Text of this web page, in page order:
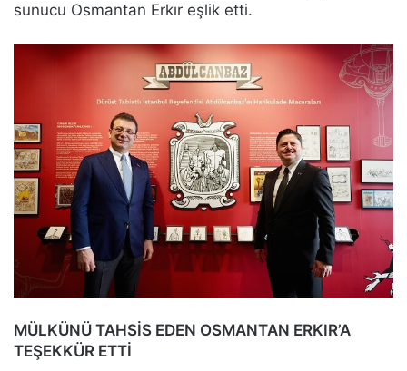
sunucu Osmantan Erkır eşlik etti.
MÜLKÜNÜ TAHSİS EDEN OSMANTAN ERKIR’A
TEŞEKKÜR ETTİ